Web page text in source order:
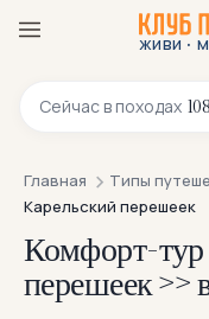
живи ·
Сейчас в походах 108
Главная Типы
Карельский перешеек
Комфорт-тур
перешеек >>